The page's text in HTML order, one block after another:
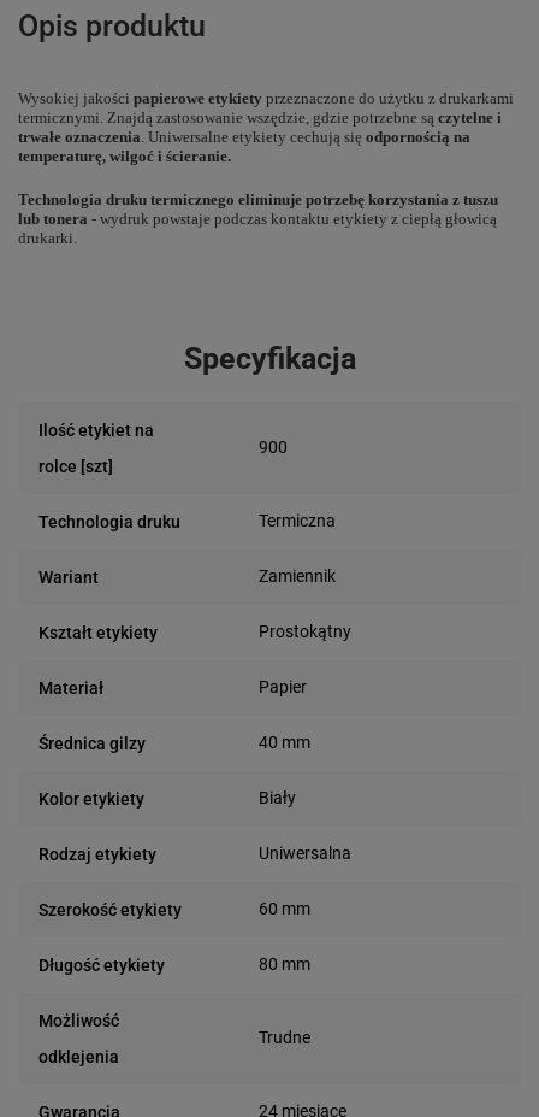
Opis produktu
Wysokiej jakości papierowe etykiety przeznaczone do użytku z drukarkami
termicznymi. Znajdą zastosowanie wszędzie, gdzie potrzebne są czytelne i
trwałe oznaczenia . Uniwersalne etykiety cechują się odpornością na
temperaturę, wilgoć i ścieranie.
Technologia druku termicznego eliminuje potrzebę korzystania z tuszu
lub tonera - wydruk powstaje podczas kontaktu etykiety z ciepłą głowicą
drukarki.
Specyfikacja
Ilość etykiet na
rolce [szt]
900
Technologia druku Termiczna
Wariant Zamiennik
Kształt etykiety Prostokątny
Materiał Papier
Średnica gilzy 40 mm
Kolor etykiety Biały
Rodzaj etykiety Uniwersalna
Szerokość etykiety 60 mm
Długość etykiety 80 mm
Możliwość
odklejenia
Trudne
Gwarancja 24 miesiące